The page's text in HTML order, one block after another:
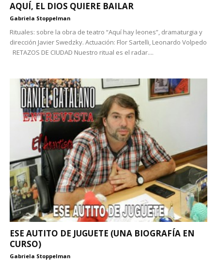
AQUÍ, EL DIOS QUIERE BAILAR
Gabriela Stoppelman
Rituales: sobre la obra de teatro “Aquí hay leones”, dramaturgia y
dirección Javier Swedzky. Actuación: Flor Sartelli, Leonardo Volpedo
RETAZOS DE CIUDAD Nuestro ritual es el radar....
ESE AUTITO DE JUGUETE (UNA BIOGRAFÍA EN
CURSO)
Gabriela Stoppelman